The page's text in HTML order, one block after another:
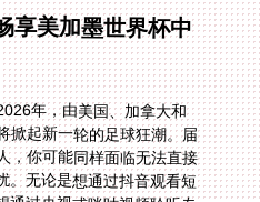
享美加墨世界杯中
年，由美国、加拿大和
起新一轮的足球狂潮。届
你可能同样面临无法直接
无论是想通过抖音观看短
过央视或咪咕视频聆听专
一款可靠的回国加速器，
下，在多伦多或洛杉矶的
的亲友同步感受赛场的每
距离的文化连接，会让观